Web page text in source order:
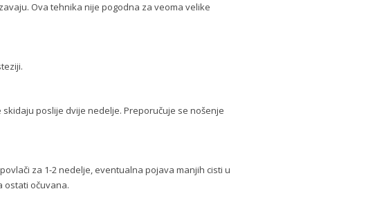
Ova tehnika nije pogodna za veoma velike
poslije dvije nedelje. Preporučuje se nošenje
za 1-2 nedelje, eventualna pojava manjih cisti u
ostati očuvana.